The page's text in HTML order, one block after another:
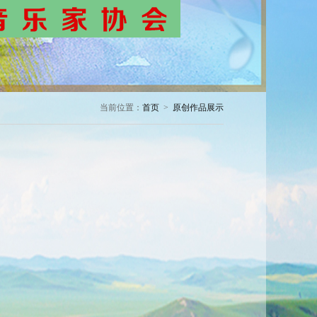
当前位置： 首页 > 原创作品展示